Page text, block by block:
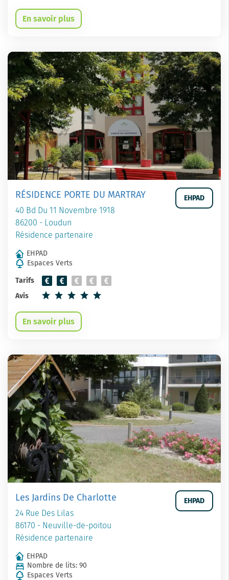
En savoir plus
RÉSIDENCE PORTE DU MARTRAY
40 Bd Du 11 Novembre 1918
86200 - Loudun
Résidence partenaire
EHPAD
EHPAD
Espaces Verts
Tarifs
Avis
En savoir plus
Les Jardins De Charlotte
24 Rue Des Lilas
86170 - Neuville-de-poitou
Résidence partenaire
EHPAD
EHPAD
Nombre de lits: 90
Espaces Verts